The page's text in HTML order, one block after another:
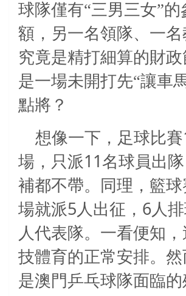
球隊僅有“三男三女”的
額，另一名領隊、一
究竟是精打細算的財
是一場未開打先“讓車
點將？
想像一下，足球比賽
場，只派11名球員出
補都不帶。同理，籃
場就派5人出征， 6人
人代表隊。一看便知
技體育的正常安排。
是澳門乒乓球隊面臨